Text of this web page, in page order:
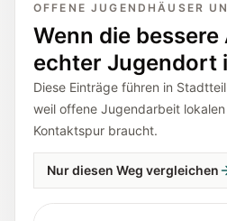
OFFENE JUGENDHÄUSER
Wenn die
echter Jugendort
Diese Einträge führen in
weil offene Jugendarbeit
Kontaktspur braucht.
Nur diesen Weg vergleichen